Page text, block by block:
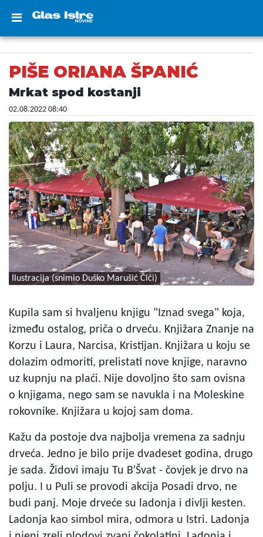
PIŠE ORIANA ŠPANIĆ
Mrkat spod kostanji
02.08.2022 08:40
Ilustracija (snimio Duško Marušić Čiči)
Kupila sam si hvaljenu knjigu "Iznad svega" koja,
između ostalog, priča o drveću. Knjižara Znanje na
Korzu i Laura, Narcisa, Kristijan. Knjižara u koju se
dolazim odmoriti, prelistati nove knjige, naravno
uz kupnju na plaći. Nije dovoljno što sam ovisna
o knjigama, nego sam se navukla i na Moleskine
rokovnike. Knjižara u kojoj sam doma.
Kažu da postoje dva najbolja vremena za sadnju
drveća. Jedno je bilo prije dvadeset godina, drugo
je sada. Židovi imaju Tu B'Švat - čovjek je drvo na
polju. I u Puli se provodi akcija Posadi drvo, ne
budi panj. Moje drveće su ladonja i divlji kesten.
Ladonja kao simbol mira, odmora u Istri. Ladonja